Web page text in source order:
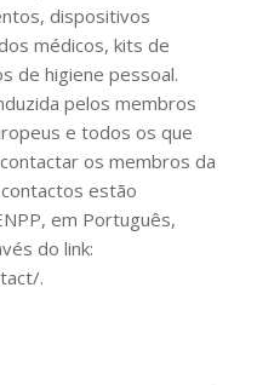
dispositivos
médicos, kits de
de higiene pessoal.
pelos membros
e todos os que
os membros da
estão
em Português,
do link:
.